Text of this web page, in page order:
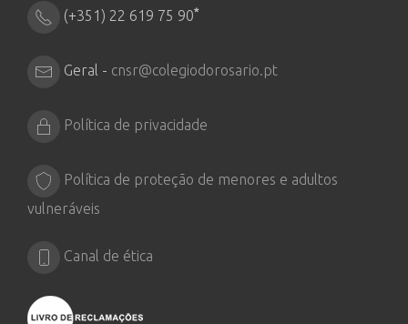
(+351) 22 619 75 90*
Geral - cnsr@colegiodorosario.pt
Política de privacidade
Política de proteção de menores e adultos
vulneráveis
Canal de ética